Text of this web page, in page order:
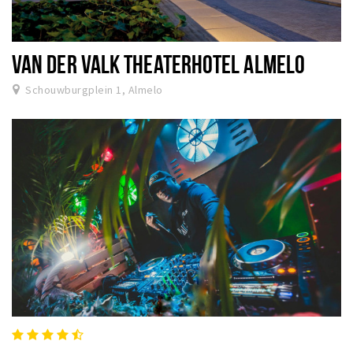
VAN DER VALK THEATERHOTEL ALMELO
Schouwburgplein 1, Almelo